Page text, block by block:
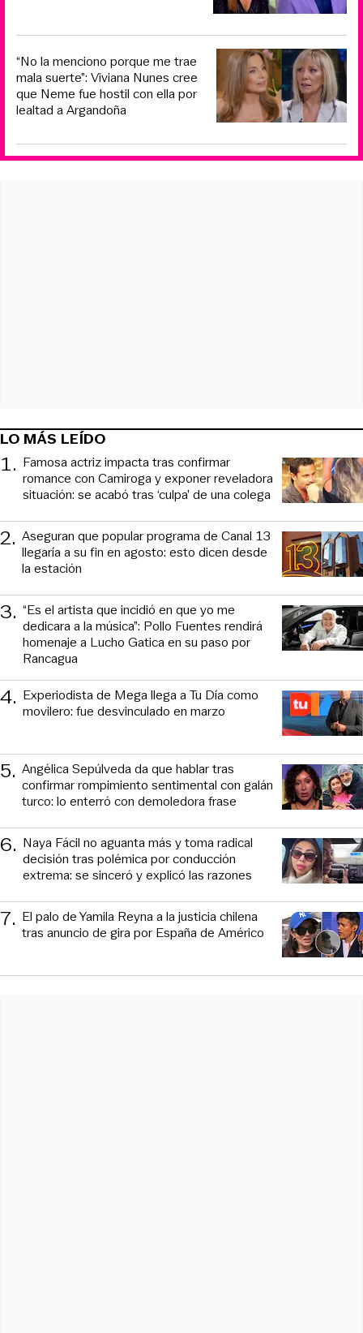
“No la menciono porque me trae
mala suerte”: Viviana Nunes cree
que Neme fue hostil con ella por
lealtad a Argandoña
LO MÁS LEÍDO
1. Famosa actriz impacta tras confirmar
romance con Camiroga y exponer reveladora
situación: se acabó tras ‘culpa’ de una colega
2. Aseguran que popular programa de Canal 13
llegaría a su fin en agosto: esto dicen desde
la estación
3. “Es el artista que incidió en que yo me
dedicara a la música”: Pollo Fuentes rendirá
homenaje a Lucho Gatica en su paso por
Rancagua
4. Experiodista de Mega llega a Tu Día como
movilero: fue desvinculado en marzo
5. Angélica Sepúlveda da que hablar tras
confirmar rompimiento sentimental con galán
turco: lo enterró con demoledora frase
6. Naya Fácil no aguanta más y toma radical
decisión tras polémica por conducción
extrema: se sinceró y explicó las razones
7. El palo de Yamila Reyna a la justicia chilena
tras anuncio de gira por España de Américo